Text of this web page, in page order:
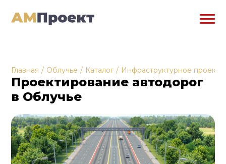
Главная / Облучье / Каталог / Инфраструктурное
Проектирование автодорог
в Облучье